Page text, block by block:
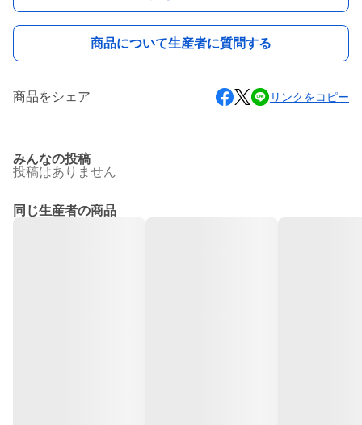
商品について生産者に質問する
商品をシェア リンクをコピー
みんなの投稿
投稿はありません
同じ生産者の商品